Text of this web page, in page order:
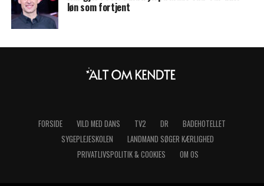
løn som fortjent
FORSIDE VILD MED DANS TV2 DR
BADEHOTELLET
SYGEPLEJESKOLEN
LANDMAND SØGER KÆRLIGHED
PRIVATLIVSPOLITIK & COOKIES
OM OS